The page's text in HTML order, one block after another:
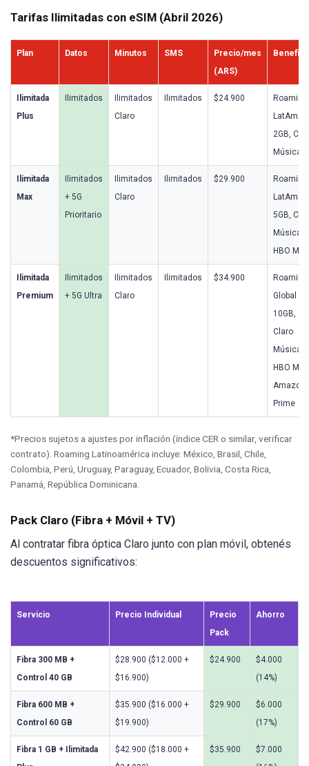
Tarifas Ilimitadas con eSIM (Abril 2026)
Plan Datos Minutos SMS
Precio/mes
(ARS)
Ilimitada
Plus
Ilimitados
Ilimitados
Claro
Ilimitados $24.900
Roaming
LatAm
2GB,
Música
Ilimitada
Max
Ilimitados
+ 5G
Prioritario
Ilimitados
Claro
Ilimitados $29.900
Roaming
LatAm
5GB,
Música,
HBO Max
Ilimitada
Premium
Ilimitados
+ 5G Ultra
Ilimitados
Claro
Ilimitados $34.900
Roaming
Global
10GB,
Claro
Música,
HBO
Amazon
Prime
*Precios sujetos a ajustes por inflación (índice CER o similar, verificar
contrato). Roaming Latinoamérica incluye: México, Brasil, Chile,
Colombia, Perú, Uruguay, Paraguay, Ecuador, Bolivia, Costa Rica,
Panamá, República Dominicana.
Pack Claro (Fibra + Móvil + TV)
Al contratar fibra óptica Claro junto con plan móvil, obtenés
descuentos significativos:
Servicio Precio Individual
Precio
Pack
Ahorro
Fibra 300 MB +
Control 40 GB
$28.900 ($12.000 +
$16.900)
$24.900
$4.000
(14%)
Fibra 600 MB +
Control 60 GB
$35.900 ($16.000 +
$19.900)
$29.900
$6.000
(17%)
Fibra 1 GB + Ilimitada
$42.900 ($18.000 +
$35.900
$7.000